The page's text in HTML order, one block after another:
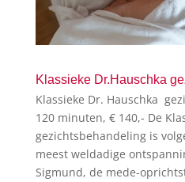
Klassieke Dr.Hauschka
Klassieke Dr. Hauschka
120 minuten, € 140,- De
gezichtsbehandeling is
meest weldadige
Sigmund, de mede-